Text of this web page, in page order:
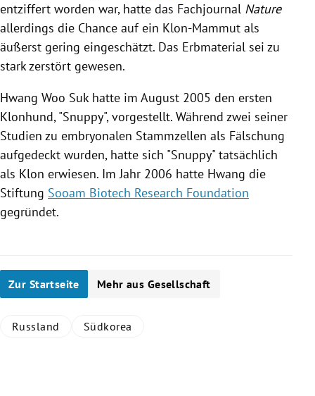
entziffert worden war, hatte das Fachjournal Nature
allerdings die Chance auf ein Klon-Mammut als
äußerst gering eingeschätzt. Das Erbmaterial sei zu
stark zerstört gewesen.
Hwang Woo Sukhatte im August 2005 den ersten
Klonhund, "Snuppy", vorgestellt. Während zwei seiner
Studien zu embryonalen Stammzellen als Fälschung
aufgedeckt wurden, hatte sich "Snuppy" tatsächlich
als Klon erwiesen. Im Jahr 2006 hatte Hwang die
Stiftung Sooam Biotech Research Foundation
gegründet.
Zur Startseite Mehr aus Gesellschaft
Russland Südkorea